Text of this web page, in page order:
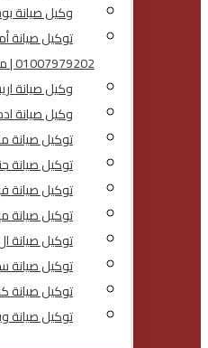
وكيل صيانة
توكيل صيانة
01007979202 | مركز صيانة أمانا
وكيل صيانة
وكيل صيانة
توكيل
توكيل صيانة
توكيل صيانة
توكيل صيانة ميتاج
توكيل صيانة
توكيل صيانة
توكيل صيانة
توكيل صيانة